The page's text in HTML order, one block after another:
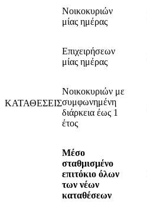
ΚΑΤΑΘΕΣΕΙΣ
Νοικοκυριών
μίας ημέρας
Επιχειρήσεων
μίας ημέρας
Νοικοκυριών με
συμφωνημένη
διάρκεια έως 1
έτος
Μέσο
σταθμισμένο
επιτόκιο όλων
των νέων
καταθέσεων